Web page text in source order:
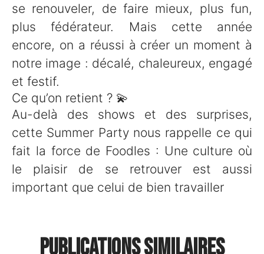
se renouveler, de faire mieux, plus fun,
plus fédérateur. Mais cette année
encore, on a réussi à créer un moment à
notre image : décalé, chaleureux, engagé
et festif.
Ce qu’on retient ? 💫
Au-delà des shows et des surprises,
cette Summer Party nous rappelle ce qui
fait la force de Foodles : Une culture où
le plaisir de se retrouver est aussi
important que celui de bien travailler
Publications similaires
🏆 Foodles primé pour son
🌱 Bingo RSE : un challenge
annuel… et une soirée au
📸 Un nouveau shooting